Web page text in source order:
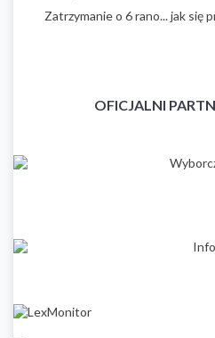
Zatrzymanie o 6 rano... jak się
OFICJALNI